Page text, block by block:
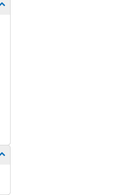
Mostrar/ocultar subpáginas
Mostrar/ocultar subpáginas